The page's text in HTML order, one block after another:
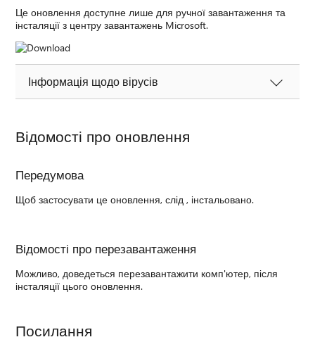
Це оновлення доступне лише для ручної завантаження та
інсталяції з центру завантажень Microsoft.
Інформація щодо вірусів
Відомості про оновлення
Передумова
Щоб застосувати це оновлення, слід , інстальовано.
Відомості про перезавантаження
Можливо, доведеться перезавантажити комп'ютер, після
інсталяції цього оновлення.
Посилання